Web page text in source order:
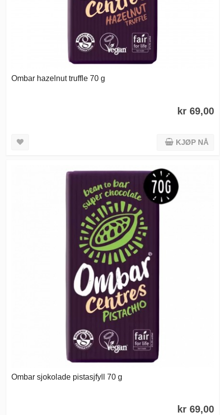
Ombar hazelnut truffle 70 g
kr 69,00
KJØP NÅ
Ombar sjokolade pistasjfyll 70 g
kr 69,00